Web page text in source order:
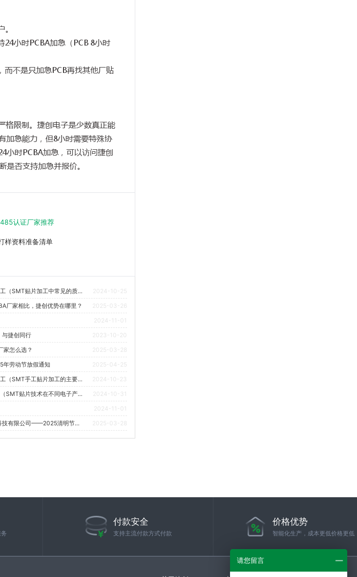
24小时PCBA加急（PCB 8小时
而不是只加急PCB再找其他厂贴
格限制。捷创电子是少数真正能
加急能力，但8小时需要特殊协
小时PCBA加急，可以访问捷创
是否支持加急并报价。
认证厂家推荐
样资料准备清单
smt贴片材料加工（SMT贴片加工中常见的质量问题及其解决方法是什么？）
2024-10-25
厂家相比，捷创优势在哪里？
2025-03-26
2024-11-01
与捷创同行
2023-10-20
家怎么选？
2025-03-28
年劳动节放假通知
2025-04-25
smt手工贴片加工（SMT手工贴片加工的主要挑战和解决方案是什么？）
2024-10-23
smt贴片的使用（SMT贴片技术在不同电子产品中的应用实例有哪些？）
2024-10-31
2024-11-01
深圳捷创电子科技有限公司——2025清明节放假通知 2025-03-28
付款安全
支持主流付款方式付款
价格优势
智能化生产，成本更低价格更低
请您留言